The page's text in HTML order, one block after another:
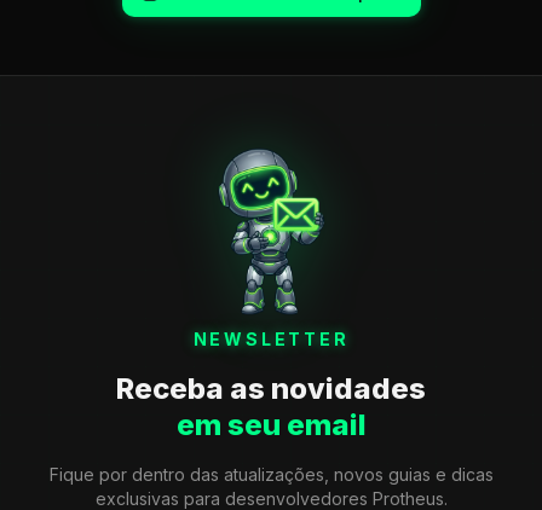
NEWSLETTER
Receba as novidades
em seu email
Fique por dentro das atualizações, novos guias e dicas
exclusivas para desenvolvedores Protheus.